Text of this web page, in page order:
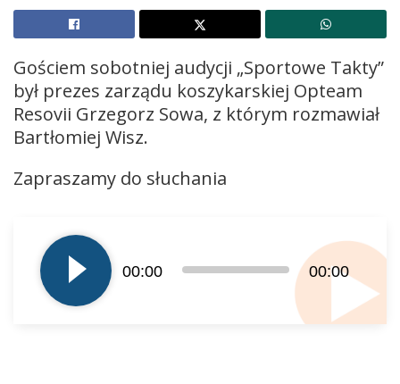
Gościem sobotniej audycji „Sportowe Takty”
był prezes zarządu koszykarskiej Opteam
Resovii Grzegorz Sowa, z którym rozmawiał
Bartłomiej Wisz.
Zapraszamy do słuchania
plików
dźwiękowych
00:00 00:00